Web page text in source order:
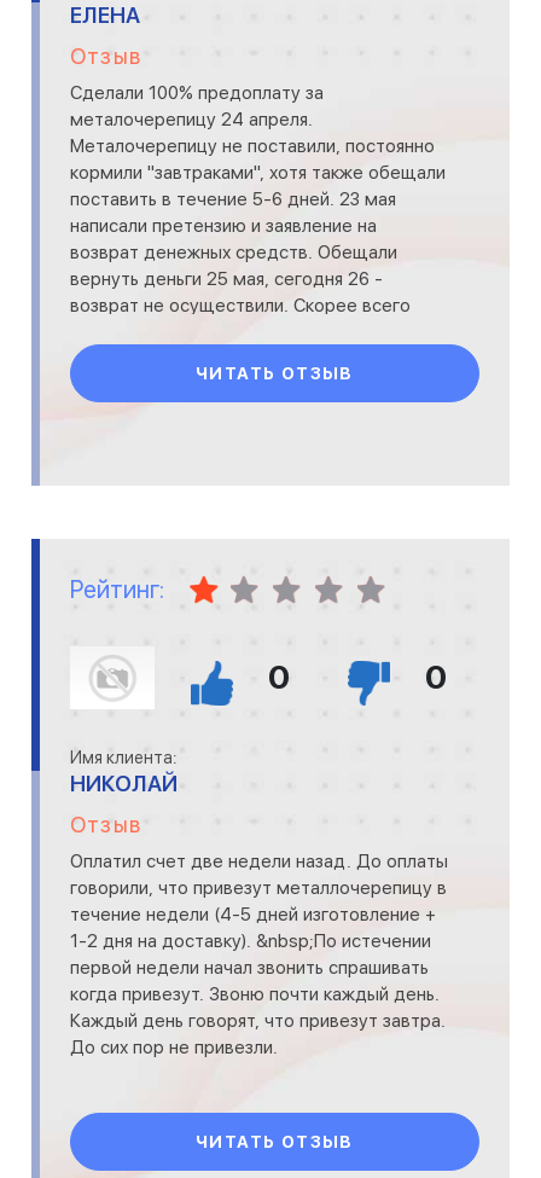
ЕЛЕНА
Отзыв
Сделали 100% предоплату за
металочерепицу 24 апреля.
Металочерепицу не поставили, постоянно
кормили "завтраками", хотя также обещали
поставить в течение 5-6 дней. 23 мая
написали претензию и заявление на
возврат денежных средств. Обещали
вернуть деньги 25 мая, сегодня 26 -
возврат не осуществили. Скорее всего
рекомендую связываться с данн
ЧИТАТЬ ОТЗЫВ
Рейтинг:
0 0
Имя клиента:
НИКОЛАЙ
Отзыв
Оплатил счет две недели назад. До оплаты
говорили, что привезут металлочерепицу в
течение недели (4-5 дней изготовление +
1-2 дня на доставку). &nbsp;По истечении
первой недели начал звонить спрашивать
когда привезут. Звоню почти каждый день.
Каждый день говорят, что привезут завтра.
До сих пор не привезли.
ЧИТАТЬ ОТЗЫВ